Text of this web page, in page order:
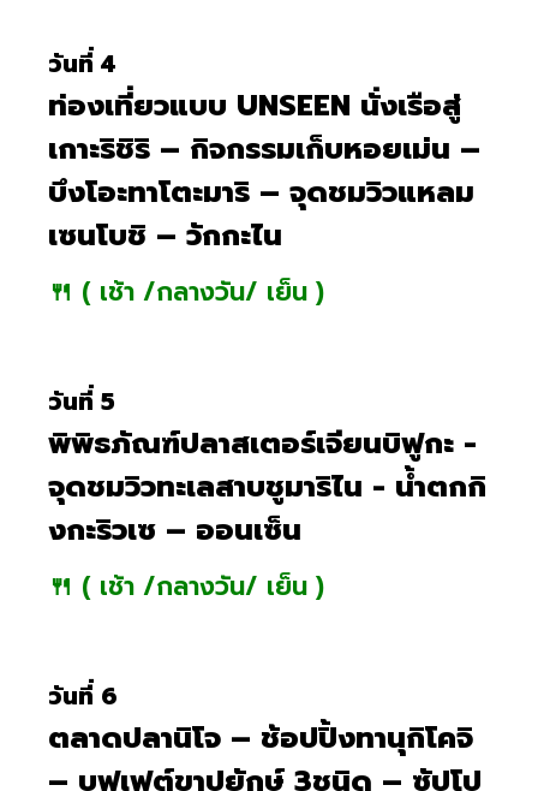
วันที่ 4
ท่องเที่ยวแบบ UNSEEN นั่งเรือสู่
เกาะริชิริ – กิจกรรมเก็บหอยเม่น –
บึงโอะทาโตะมาริ – จุดชมวิวแหลม
เซนโบชิ – วักกะไน
🍴 ( เช้า /กลางวัน/ เย็น )
วันที่ 5
พิพิธภัณฑ์ปลาสเตอร์เจียนบิฟูกะ -
จุดชมวิวทะเลสาบชูมาริไน - น้ำตกกิ
งกะริวเซ – ออนเซ็น
🍴 ( เช้า /กลางวัน/ เย็น )
วันที่ 6
ตลาดปลานิโจ – ช้อปปิ้งทานุกิโคจิ
– บุฟเฟต์ขาปูยักษ์ 3ชนิด – ซัปโป